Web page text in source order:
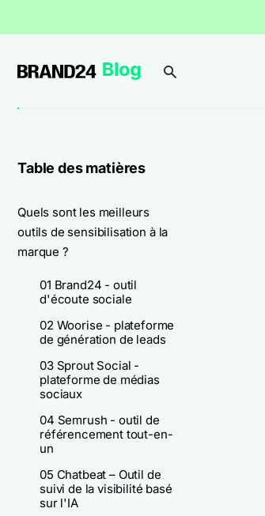
Table des matières
Quels sont les meilleurs
outils de sensibilisation à la
marque ?
01 Brand24 - outil
d'écoute sociale
02 Woorise - plateforme
de génération de leads
03 Sprout Social -
plateforme de médias
sociaux
04 Semrush - outil de
référencement tout-en-
un
05 Chatbeat – Outil de
suivi de la visibilité basé
sur l'IA